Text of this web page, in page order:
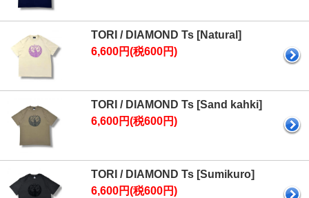
TORI / DIAMOND Ts [Natural]
6,600円(税600円)
TORI / DIAMOND Ts [Sand kahki]
6,600円(税600円)
TORI / DIAMOND Ts [Sumikuro]
6,600円(税600円)